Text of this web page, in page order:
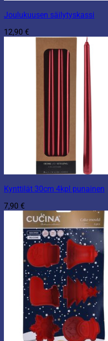
Joulukuusen säilytyskassi
12,90 €
Kynttilät 30cm 4kpl punainen
7,90 €